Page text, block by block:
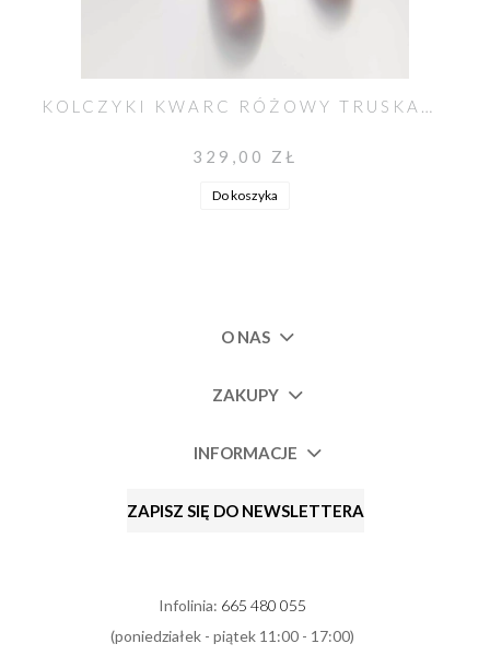
KOLCZYKI KWARC RÓŻOWY TRUSKAWKOWY UNIKAT NO. 607
329,00 ZŁ
Do koszyka
O NAS
ZAKUPY
INFORMACJE
ZAPISZ SIĘ DO NEWSLETTERA
Infolinia: 665 480 055
(poniedziałek - piątek 11:00 - 17:00)